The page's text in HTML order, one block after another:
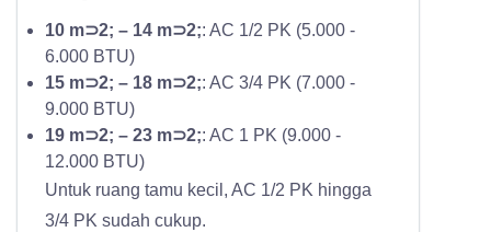
10 m⊃2; – 14 m⊃2;: AC 1/2 PK (5.000 -
6.000 BTU)
15 m⊃2; – 18 m⊃2;: AC 3/4 PK (7.000 -
9.000 BTU)
19 m⊃2; – 23 m⊃2;: AC 1 PK (9.000 -
12.000 BTU)
Untuk ruang tamu kecil, AC 1/2 PK hingga
3/4 PK sudah cukup.